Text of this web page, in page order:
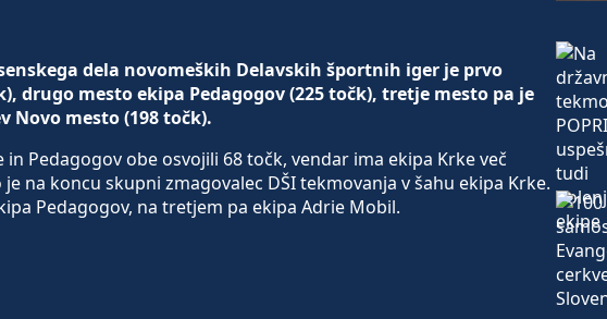
dela novomeških Delavskih športnih iger je prvo
drugo mesto ekipa Pedagogov (225 točk), tretje mesto pa je
Novo mesto (198 točk).
in Pedagogov obe osvojili 68 točk, vendar ima ekipa Krke več
na koncu skupni zmagovalec DŠI tekmovanja v šahu ekipa Krke.
Pedagogov, na tretjem pa ekipa Adrie Mobil.